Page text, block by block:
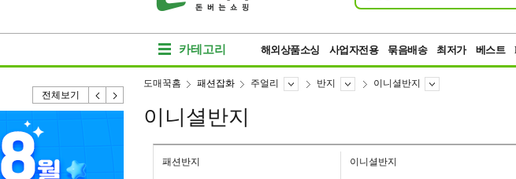
카테고리 해외상품소싱 사업자전용 묶음배송 최저가 베스트
전체보기
도매꾹홈 패션잡화 주얼리 반지 이니셜반지
이니셜반지
패션반지 이니셜반지